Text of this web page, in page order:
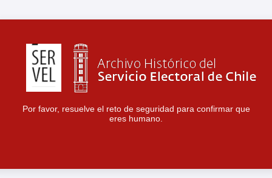
Por favor, resuelve el reto de seguridad para confirmar que
eres humano.